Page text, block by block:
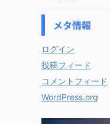
メタ情報
ログイン
投稿フィード
コメントフィード
WordPress.org